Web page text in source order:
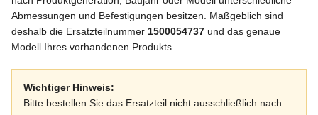
Abmessungen und Befestigungen besitzen. Maßgeblich sind
deshalb die Ersatzteilnummer 1500054737 und das genaue
Modell Ihres vorhandenen Produkts.
Wichtiger Hinweis:
Bitte bestellen Sie das Ersatzteil nicht ausschließlich nach